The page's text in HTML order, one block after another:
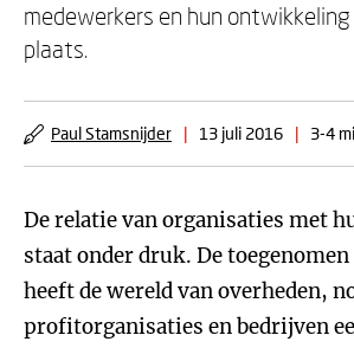
medewerkers en hun
plaats.
Paul Stamsnijder | 13 juli 2016 | 3-4
De relatie van organisaties met
staat onder druk. De
heeft de wereld van overheden,
profitorganisaties en bedrijven